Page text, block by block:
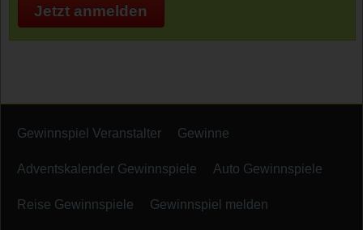
Jetzt anmelden
Gewinnspiel Veranstalter Gewinne
Adventskalender Gewinnspiele Auto Gewinnspiele
Reise Gewinnspiele Gewinnspiel melden